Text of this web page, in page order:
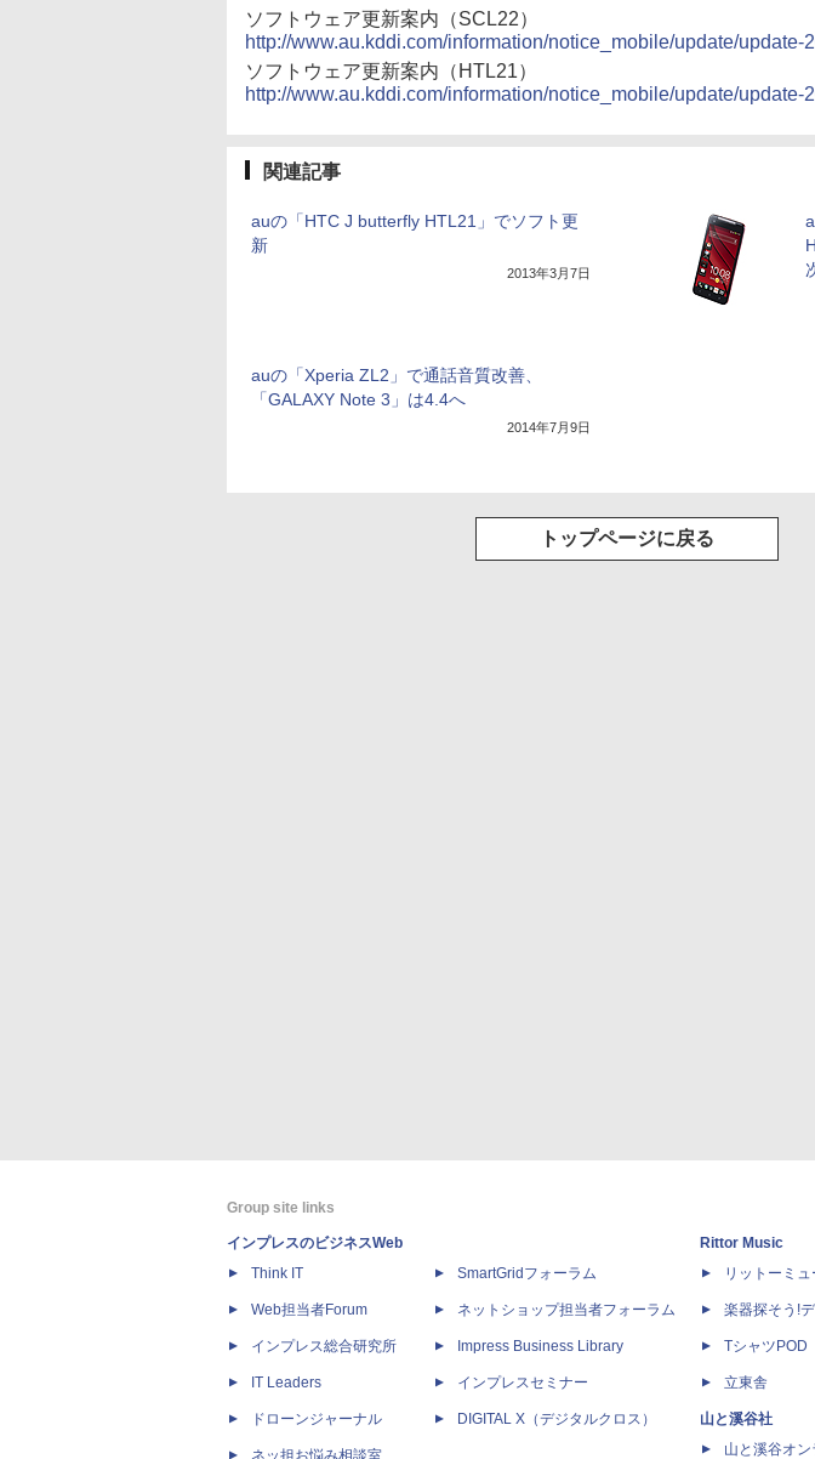
ソフトウェア更新案内（SCL22）
http://www.au.kddi.com/information/notice_mobile/update/update-
ソフトウェア更新案内（HTL21）
http://www.au.kddi.com/information/notice_mobile/update/update-
関連記事
auの「HTC J butterfly HTL21」でソフト更
新
2013年3月7日
auの「Xperia ZL2」で通話音質改善、
「GALAXY Note 3」は4.4へ
2014年7月9日
トップページに戻る
Group site links
インプレスのビジネスWeb
Think IT
Web担当者Forum
インプレス総合研究所
IT Leaders
ドローンジャーナル
ネッ担お悩み相談室
SmartGridフォーラム
ネットショップ担当者フォーラム
Impress Business Library
インプレスセミナー
DIGITAL X（デジタルクロス）
Rittor Music
リットーミュ
楽器探そう!
Tシャツ
立東舎
山と溪谷社
山と溪谷オン